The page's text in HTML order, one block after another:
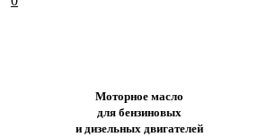
Моторное масло
для бензиновых
и дизельных двигателей